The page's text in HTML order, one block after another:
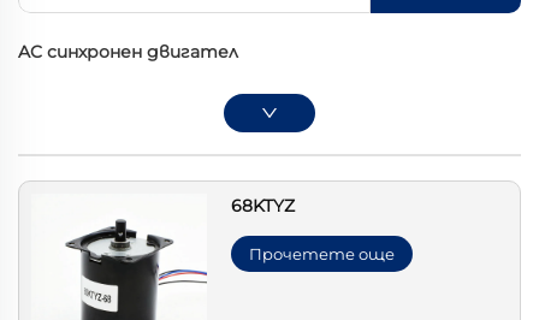
AC синхронен двигател
68KTYZ
Прочетете още